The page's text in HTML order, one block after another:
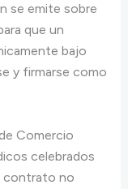
se emite sobre
que un
bajo
y firmarse como
Comercio
celebrados
contrato no